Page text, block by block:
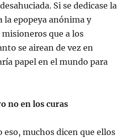
Si se dedicase la
la epopeya anónima y
que a los
se airean de vez en
papel en el mundo para
no en los curas
muchos dicen que ellos